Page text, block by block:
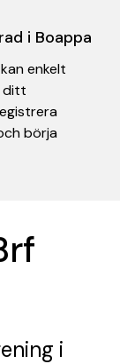
i Boappa
enkelt
ditt
börja
i